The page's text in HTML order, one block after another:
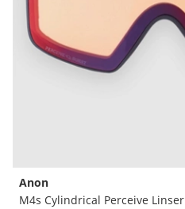
Anon
M4s Cylindrical Perceive Linser